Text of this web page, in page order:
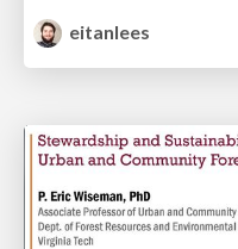
eitanlees